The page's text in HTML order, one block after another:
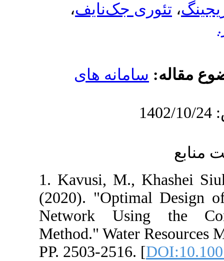
جک‌نایف،
های
1. Kavusi, M.,
(2020).
Network
Method."
PP. 2503-2516.